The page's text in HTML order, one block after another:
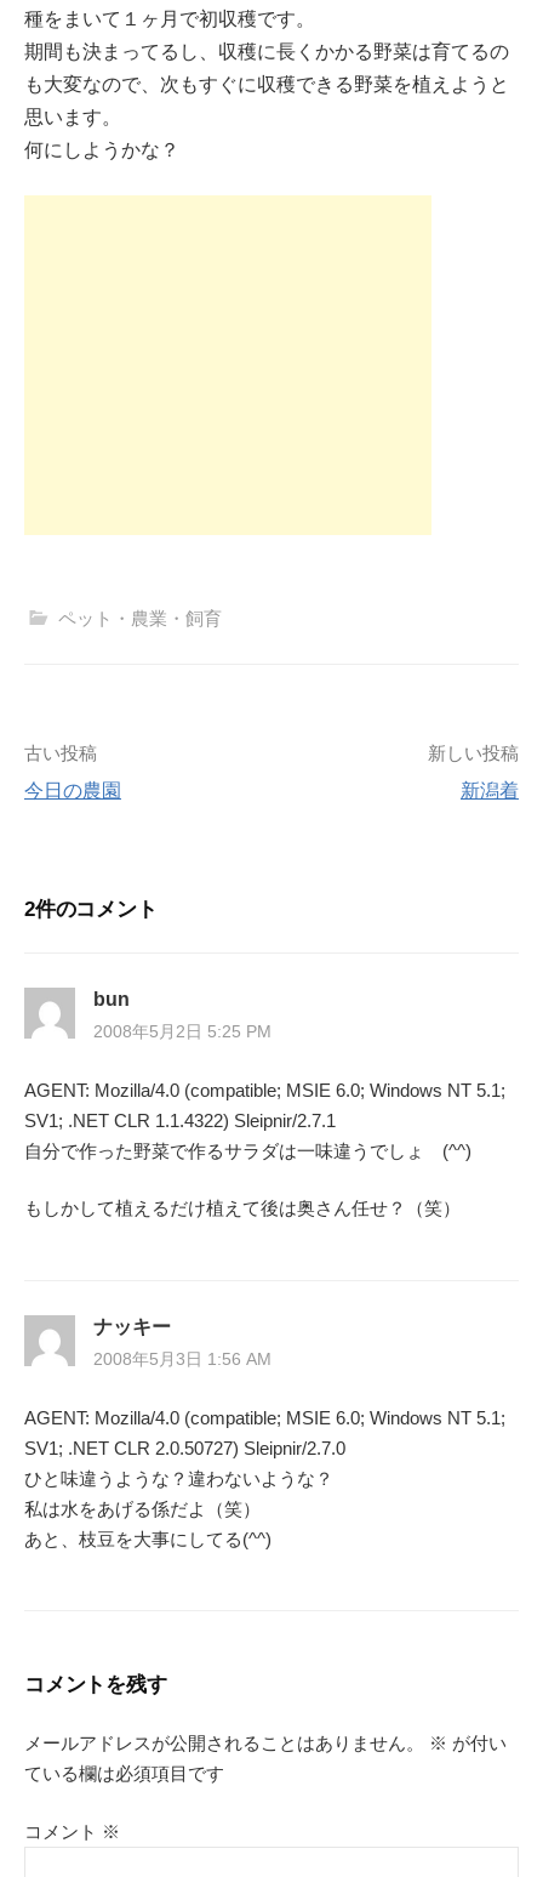
種をまいて１ヶ月で初収穫です。
期間も決まってるし、収穫に長くかかる野菜は育てるの
も大変なので、次もすぐに収穫できる野菜を植えようと
思います。
何にしようかな？
ペット・農業・飼育
投
ビ
ゲ
ー
シ
ョ
ン
古い投稿
今日の農園
新しい投稿
新潟着
2件のコメント
bun
2008年5月2日 5:25 PM
AGENT: Mozilla/4.0 (compatible; MSIE 6.0; Windows NT 5.1;
SV1; .NET CLR 1.1.4322) Sleipnir/2.7.1
自分で作った野菜で作るサラダは一味違うでしょ (^^)
もしかして植えるだけ植えて後は奥さん任せ？（笑）
ナッキー
2008年5月3日 1:56 AM
AGENT: Mozilla/4.0 (compatible; MSIE 6.0; Windows NT 5.1;
SV1; .NET CLR 2.0.50727) Sleipnir/2.7.0
ひと味違うような？違わないような？
私は水をあげる係だよ（笑）
あと、枝豆を大事にしてる(^^)
コメントを残す
メールアドレスが公開されることはありません。 ※ が付い
ている欄は必須項目です
コメント ※